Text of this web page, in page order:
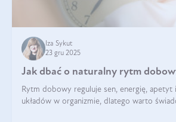
Iza Sykut
23 gru 2025
Jak dbać o naturalny rytm
Rytm dobowy reguluje sen, energię, apetyt
układów w organizmie, dlatego warto